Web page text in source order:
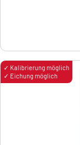
✓ Kalibrierung möglich
✓ Eichung möglich